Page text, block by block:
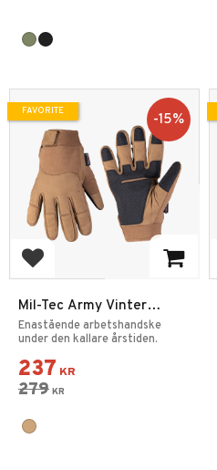
Add to favorites
Mil-Tec Army Vinter
Handskar
Enastående arbetshandske
under den kallare årstiden.
237 KR
279 KR
15%
FAVORITE